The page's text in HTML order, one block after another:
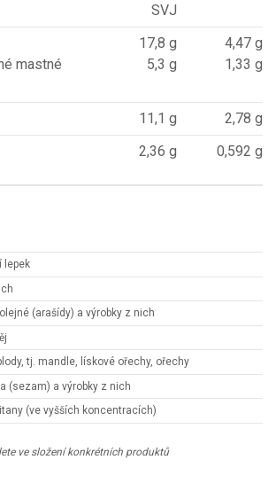
SVJ
mastné
17,8 g
5,3 g
4,47 g
1,33 g
11,1 g
2,78 g
2,36 g 0,592 g
lepek
(arašídy) a výrobky z nich
tj. mandle, lískové ořechy, ořechy
(sezam) a výrobky z nich
(ve vyšších koncentracích)
ve složení konkrétních produktů